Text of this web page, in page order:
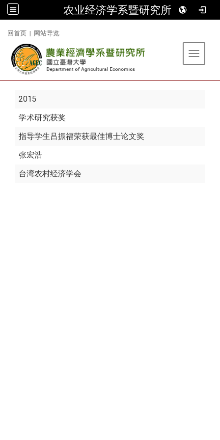
农业经济学系暨研究所
回首页 | 网站导览
Toggle
2015
学术研究获奖
指导学生吕振福荣获最佳博士论文奖
张宏浩
台湾农村经济学会